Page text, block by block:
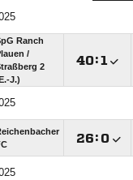
Ranch
/​
2
J.)
:
: 